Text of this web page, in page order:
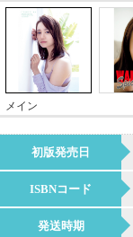
メイン
初版発売日
ISBNコード
発送時期